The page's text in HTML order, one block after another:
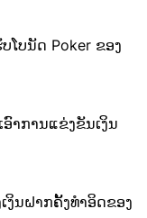
ໂບນັດ Poker ຂອງ
າການແຂ່ງຂັນເງິນ
ນຝາກຄັ້ງທໍາອິດຂອງ